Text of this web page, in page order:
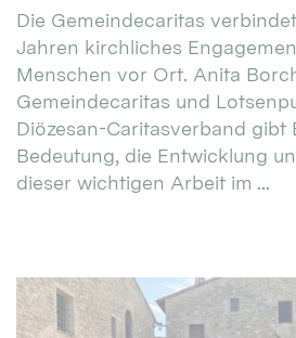
Die Gemeindecaritas
Jahren kirchliches
Menschen vor Ort. Anita
Gemeindecaritas und
Diözesan-Caritasverband gibt
Bedeutung, die Entwicklung
dieser wichtigen Arbeit im ...